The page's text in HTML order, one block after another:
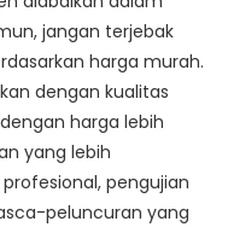
jangan terjebak
harga murah.
dengan kualitas
harga lebih
yang lebih
pengujian
peluncuran yang